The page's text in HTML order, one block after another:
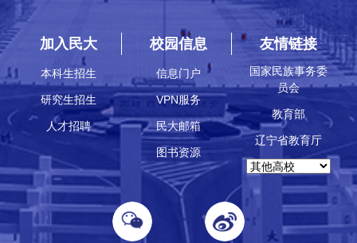
加入民大
本科生招生
研究生招生
人才招聘
校园信息
信息门户
VPN服务
民大邮箱
图书资源
友情链接
国家民族事务委
员会
教育部
辽宁省教育厅